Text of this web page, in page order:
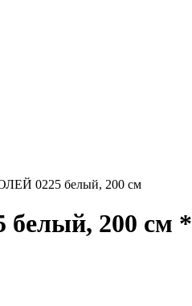
0225 белый, 200 см
200 см *